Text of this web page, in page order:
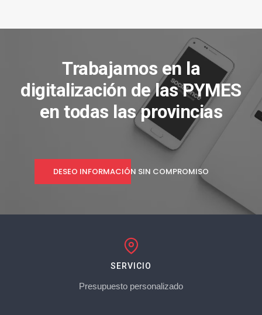
Trabajamos en la
digitalización de las PYMES
en todas las provincias
DESEO INFORMACIÓN SIN COMPROMISO
SERVICIO
Presupuesto personalizado